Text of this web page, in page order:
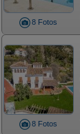
8 Fotos
8 Fotos